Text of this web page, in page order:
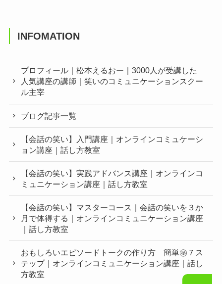
INFOMATION
プロフィール｜松本えるおー｜3000人が受講した
人気講座の講師｜笑いのコミュニケーションスクー
ル主宰
ブログ記事一覧
【会話の笑い】入門講座｜オンラインコミュケーシ
ョン講座｜話し方教室
【会話の笑い】実践アドバンス講座｜オンラインコ
ミュニケーション講座｜話し方教室
【会話の笑い】マスターコース｜会話の笑いを３か
月で体得する｜オンラインコミュニケーション講座
｜話し方教室
おもしろいエピソードトークの作り方 簡単㊙︎７ス
テップ｜オンラインコミュニケーション講座｜話し
方教室